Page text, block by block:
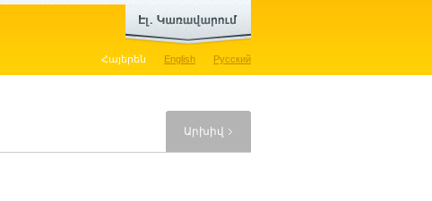
Հայերեն English Русский
Արխիվ